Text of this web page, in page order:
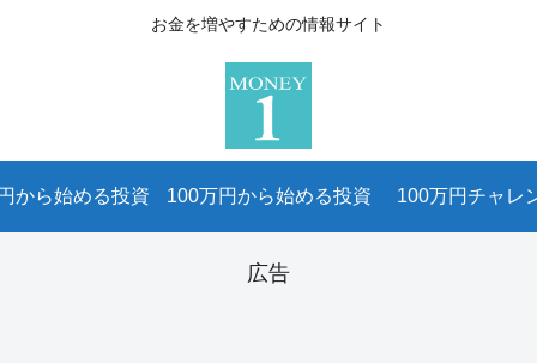
お金を増やすための情報サイト
から始める投資 100万円から始める投資 100万円チャレ
広告